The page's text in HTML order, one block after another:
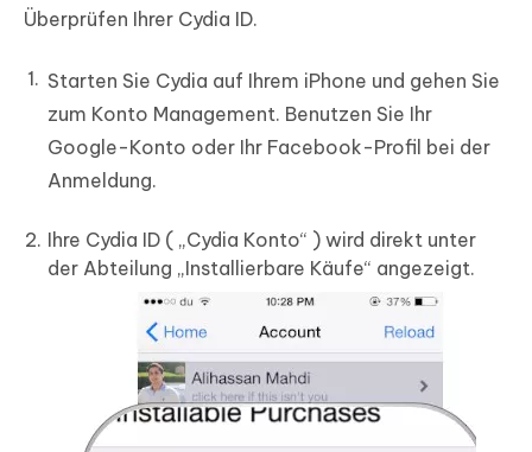
Überprüfen Ihrer Cydia ID.
Starten Sie Cydia auf Ihrem iPhone und gehen Sie
zum Konto Management. Benutzen Sie Ihr
Google-Konto oder Ihr Facebook-Profil bei der
Anmeldung.
Ihre Cydia ID ( „Cydia Konto“ ) wird direkt unter
der Abteilung „Installierbare Käufe“ angezeigt.